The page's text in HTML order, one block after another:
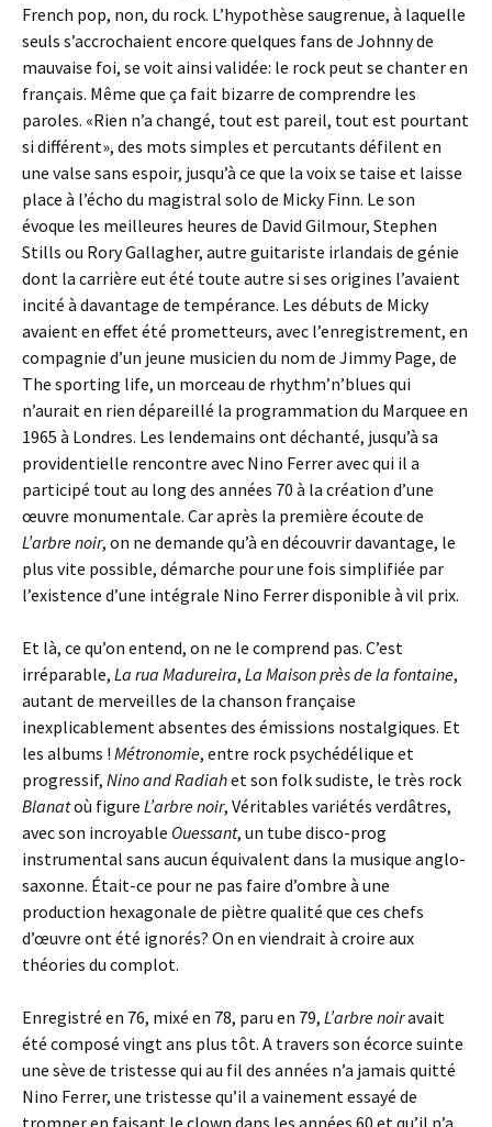
French pop, non, du rock. L’hypothèse saugrenue, à laquelle
seuls s’accrochaient encore quelques fans de Johnny de
mauvaise foi, se voit ainsi validée: le rock peut se chanter en
français. Même que ça fait bizarre de comprendre les
paroles. «Rien n’a changé, tout est pareil, tout est pourtant
si différent», des mots simples et percutants défilent en
une valse sans espoir, jusqu’à ce que la voix se taise et laisse
place à l’écho du magistral solo de Micky Finn. Le son
évoque les meilleures heures de David Gilmour, Stephen
Stills ou Rory Gallagher, autre guitariste irlandais de génie
dont la carrière eut été toute autre si ses origines l’avaient
incité à davantage de tempérance. Les débuts de Micky
avaient en effet été prometteurs, avec l’enregistrement, en
compagnie d’un jeune musicien du nom de Jimmy Page, de
The sporting life, un morceau de rhythm’n’blues qui
n’aurait en rien dépareillé la programmation du Marquee en
1965 à Londres. Les lendemains ont déchanté, jusqu’à sa
providentielle rencontre avec Nino Ferrer avec qui il a
participé tout au long des années 70 à la création d’une
œuvre monumentale. Car après la première écoute de
L’arbre noir, on ne demande qu’à en découvrir davantage, le
plus vite possible, démarche pour une fois simplifiée par
l’existence d’une intégrale Nino Ferrer disponible à vil prix.
Et là, ce qu’on entend, on ne le comprend pas. C’est
irréparable, La rua Madureira, La Maison près de la fontaine,
autant de merveilles de la chanson française
inexplicablement absentes des émissions nostalgiques. Et
les albums ! Métronomie, entre rock psychédélique et
progressif, Nino and Radiahet son folk sudiste, le très rock
Blanatoù figure L’arbre noir, Véritables variétés verdâtres,
avec son incroyable Ouessant, un tube disco-prog
instrumental sans aucun équivalent dans la musique anglo-
saxonne. Était-ce pour ne pas faire d’ombre à une
production hexagonale de piètre qualité que ces chefs
d’œuvre ont été ignorés? On en viendrait à croire aux
théories du complot.
Enregistré en 76, mixé en 78, paru en 79, L’arbre noiravait
été composé vingt ans plus tôt. A travers son écorce suinte
une sève de tristesse qui au fil des années n’a jamais quitté
Nino Ferrer, une tristesse qu’il a vainement essayé de
tromper en faisant le clown dans les années 60 et qu’il n’a